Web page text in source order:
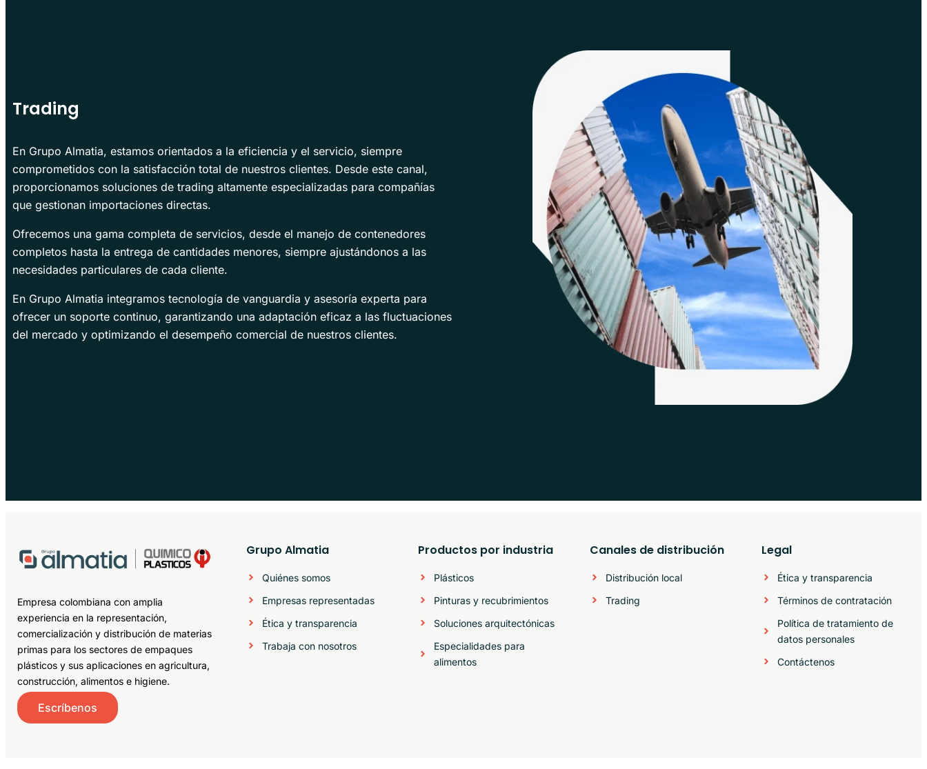
Trading
En Grupo Almatia, estamos orientados a la eficiencia y el servicio, siempre
comprometidos con la satisfacción total de nuestros clientes. Desde este canal,
proporcionamos soluciones de trading altamente especializadas para compañías
que gestionan importaciones directas.
Ofrecemos una gama completa de servicios, desde el manejo de contenedores
completos hasta la entrega de cantidades menores, siempre ajustándonos a las
necesidades particulares de cada cliente.
En Grupo Almatia integramos tecnología de vanguardia y asesoría experta para
ofrecer un soporte continuo, garantizando una adaptación eficaz a las fluctuaciones
del mercado y optimizando el desempeño comercial de nuestros clientes.
Empresa colombiana con amplia
experiencia en la representación,
comercialización y distribución de materias
primas para los sectores de empaques
plásticos y sus aplicaciones en agricultura,
construcción, alimentos e higiene.
Escríbenos
Grupo Almatia
Quiénes somos
Empresas representadas
Ética y transparencia
Trabaja con nosotros
Productos por industria
Plásticos
Pinturas y recubrimientos
Soluciones arquitectónicas
Especialidades para
alimentos
Canales de distribución
Distribución local
Trading
Legal
Ética y transparencia
Términos de contratación
Política de tratamiento de
datos personales
Contáctenos